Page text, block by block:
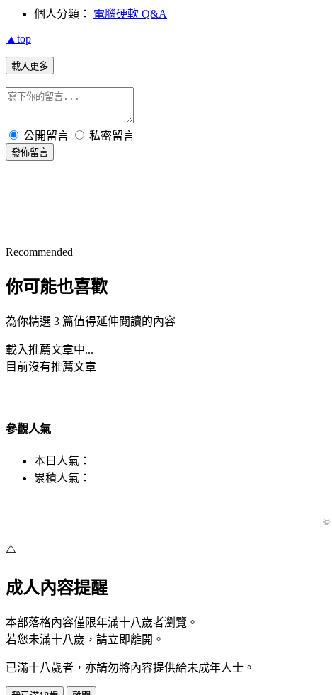
個人分類： 電腦硬軟 Q&A
▲top
載入更多
公開留言 私密留言
發佈留言
Recommended
你可能也喜歡
為你精選 3 篇值得延伸閱讀的內容
載入推薦文章中...
目前沒有推薦文章
參觀人氣
本日人氣：
累積人氣：
©
⚠️
成人內容提醒
本部落格內容僅限年滿十八歲者瀏覽。
若您未滿十八歲，請立即離開。
已滿十八歲者，亦請勿將內容提供給未成年人士。